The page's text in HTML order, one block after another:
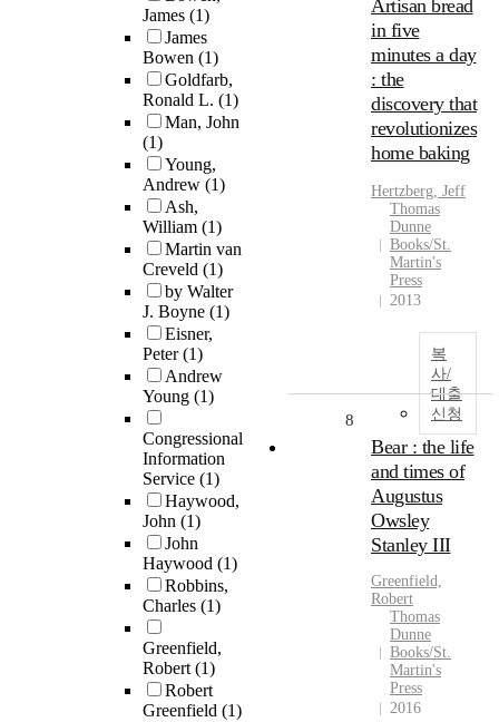
James (1)
James
Bowen (1)
Goldfarb,
Ronald L. (1)
Man, John
(1)
Young,
Andrew (1)
Ash,
William (1)
Martin van
Creveld (1)
by Walter
J. Boyne (1)
Eisner,
Peter(1)
Andrew
Young (1)
Congressional
Information
Service (1)
Haywood,
John (1)
John
Haywood (1)
Robbins,
Charles (1)
Greenfield,
Robert(1)
Robert
Greenfield (1)
Artisan bread
in five
minutes a day
: the
discovery that
revolutionizes
home baking
Hertzberg, Jeff
Thomas
Dunne
Books/St.
Martin's
Press
2013
복
사/
대출
신청
8
Bear : the life
and times of
Augustus
Owsley
Stanley III
Greenfield,
Robert
Thomas
Dunne
Books/St.
Martin's
Press
2016